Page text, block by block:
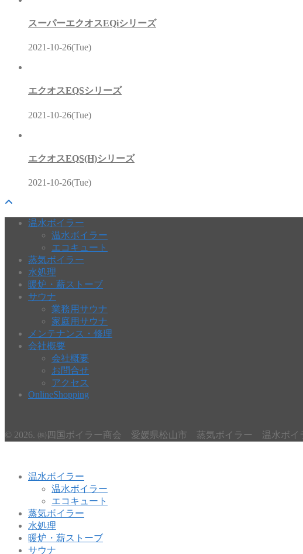
スーパーエクオスEQiシリーズ
2021-10-26(Tue)
エクオスEQSシリーズ
2021-10-26(Tue)
エクオスEQS(H)シリーズ
2021-10-26(Tue)
温水ボイラー
温水ボイラー
エコキュート
蒸気ボイラー
水処理
暖炉・薪ストーブ
サウナ
業務用サウナ
家庭用サウナ
メンテナンス・修理
会社概要
会社概要
お問合せ
アクセス
OnlineShopping
© 2026. ㈱四国ボイラー商会 愛媛県松山市 蒸気ボイラー 温水ボ
温水ボイラー
温水ボイラー
エコキュート
蒸気ボイラー
水処理
暖炉・薪ストーブ
サウナ